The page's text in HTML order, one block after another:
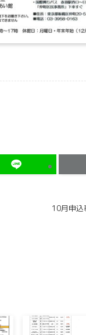
10月申